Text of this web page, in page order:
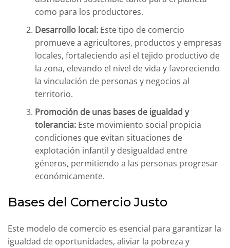
como para los productores.
Desarrollo local: Este tipo de comercio
promueve a agricultores, productos y empresas
locales, fortaleciendo así el tejido productivo de
la zona, elevando el nivel de vida y favoreciendo
la vinculación de personas y negocios al
territorio.
Promoción de unas bases de igualdad y
tolerancia:Este movimiento social propicia
condiciones que evitan situaciones de
explotación infantil y desigualdad entre
géneros, permitiendo a las personas progresar
económicamente.
Bases del Comercio Justo
Este modelo de comercio es esencial para garantizar la
igualdad de oportunidades, aliviar la pobreza y